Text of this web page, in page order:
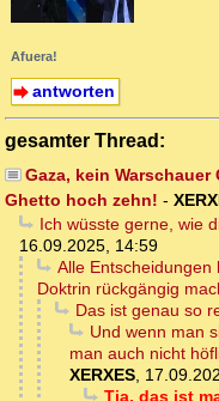
Afuera!
antworten
gesamter Thread:
Gaza, kein
Ghetto hoch zehn! -
Ich wüsste gerne, wie
16.09.2025, 14:59
Alle Entscheidungen
Doktrin rückgängig
Das ist genau so
Und wenn man
man auch nicht
XERXES
Tja, das ist